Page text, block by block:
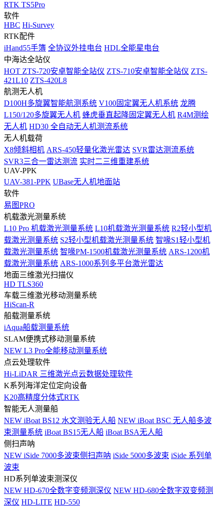
RTK TS5Pro
软件
HBC Hi-Survey
RTK配件
iHand55手簿 全协议外挂电台 HDL全能星电台
中海达全站仪
HOT ZTS-720安卓智能全站仪 ZTS-710安卓智能全站仪 ZTS-
421L10 ZTS-420L8
航测无人机
D100H多旋翼智能航测系统 V100固定翼无人机系统 龙腾
L150/120多旋翼无人机 蜂虎垂直起降固定翼无人机 R4M测绘
无人机 HD30 全自动无人机测流系统
无人机载荷
X8倾斜相机 ARS-450轻量化激光雷达 SVR雷达测流系统
SVR3三合一雷达测流 实时二三维重建系统
UAV-PPK
UAV-381-PPK UBase无人机地面站
软件
易图PRO
机载激光测量系统
L10 Pro 机载激光测量系统 L10机载激光测量系统 R2轻小型机
载激光测量系统 S2轻小型机载激光测量系统 智喙S1轻小型机
载激光测量系统 智喙PM-1500机载激光测量系统 ARS-1200机
载激光测量系统 ARS-1000系列多平台激光雷达
地面三维激光扫描仪
HD TLS360
车载三维激光移动测量系统
HiScan-R
船载测量系统
iAqua船载测量系统
SLAM便携式移动测量系统
NEW L3 Pro全能移动测量系统
点云处理软件
Hi-LiDAR 三维激光点云数据处理软件
K系列海洋定位定向设备
K20高精度分体式RTK
智能无人测量船
NEW iBoat BS12 水文测验无人船 NEW iBoat BSC 无人船多波
束测量系统 iBoat BS15无人船 iBoat BSA无人船
侧扫声呐
NEW iSide 7000多波束侧扫声呐 iSide 5000多波束 iSide 系列单
波束
HD系列单波束测深仪
NEW HD-670全数字变频测深仪 NEW HD-680全数字双变频测
深仪 HD-LITE HD-550